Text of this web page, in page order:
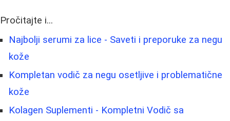
Pročitajte i...
Najbolji serumi za lice - Saveti i preporuke za negu
kože
Kompletan vodič za negu osetljive i problematične
kože
Kolagen Suplementi - Kompletni Vodič sa